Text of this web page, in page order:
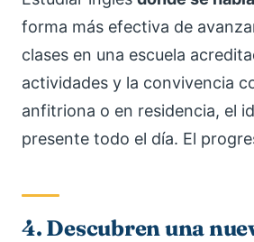
forma más efectiva de
clases en una escuela
actividades y la convivencia
anfitriona o en residencia, el
presente todo el día. El
4. Descubren una